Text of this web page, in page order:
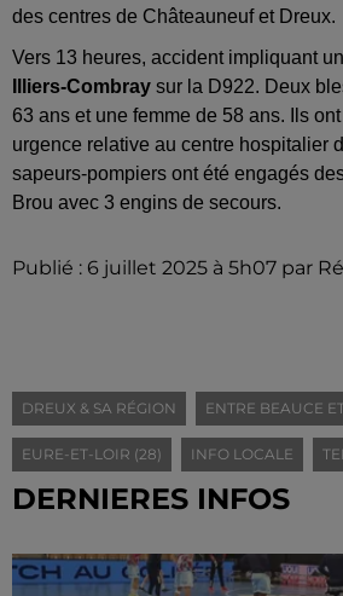
des centres de Châteauneuf et Dreux.
Vers 13 heures, accident impliquant
Illiers-Combray sur la D922. Deux
63 ans et une femme de 58 ans. Ils
urgence relative au centre hospitalier
sapeurs-pompiers ont été engagés
Brou avec 3 engins de secours.
Publié : 6 juillet 2025 à 5h07 par
DREUX & SA RÉGION ENTRE BEAUCE
EURE-ET-LOIR (28) INFO LOCALE
DERNIERES INFOS